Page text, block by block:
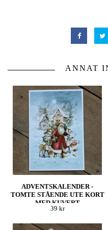
ANNAT
ADVENTSKALENDER -
TOMTE STÅENDE UTE KORT
MED KUVERT
39 kr